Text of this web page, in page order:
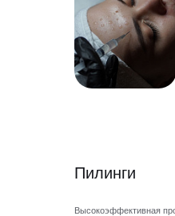
Пилинги
Высокоэффективная